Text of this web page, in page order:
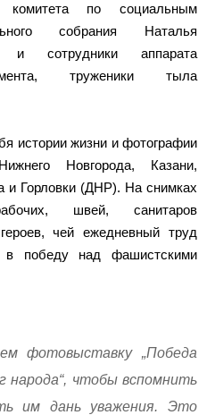
комитета по социальным
собрания Наталья
и сотрудники аппарата
труженики тыла
истории жизни и фотографии
Новгорода, Казани,
и Горловки (ДНР). На снимках
швей, санитаров
чей ежедневный труд
в победу над фашистскими
фотовыставку „Победа
народа“, чтобы вспомнить
им дань уважения. Это